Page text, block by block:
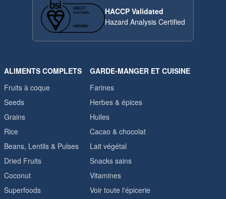
HACCP Validated
Hazard Analysis Certified
ALIMENTS COMPLETS
Fruits à coque
Seeds
Grains
Rice
Beans, Lentils & Pulses
Dried Fruits
Coconut
Superfoods
GARDE-MANGER ET CUISINE
Farines
Herbes & épices
Huiles
Cacao & chocolat
Lait végétal
Snacks sains
Vitamines
Voir toute l'épicerie